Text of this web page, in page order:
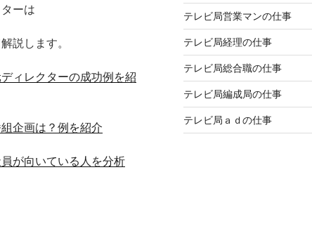
ーは
説します。
ィレクターの成功例を紹
企画は？例を紹介
が向いている人を分析
テレビ局営業マンの仕事
テレビ局経理の仕事
テレビ局総合職の仕事
テレビ局編成局の仕事
テレビ局ａｄの仕事